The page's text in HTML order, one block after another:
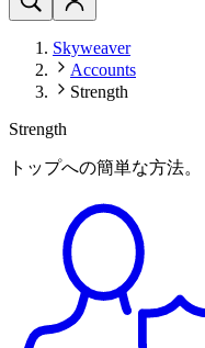
Skyweaver
Accounts
Strength
Strength
トップへの簡単な方法。